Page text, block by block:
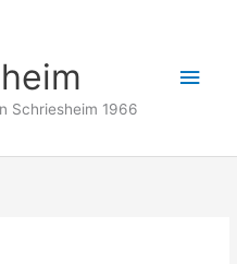
Schriesheim 1966